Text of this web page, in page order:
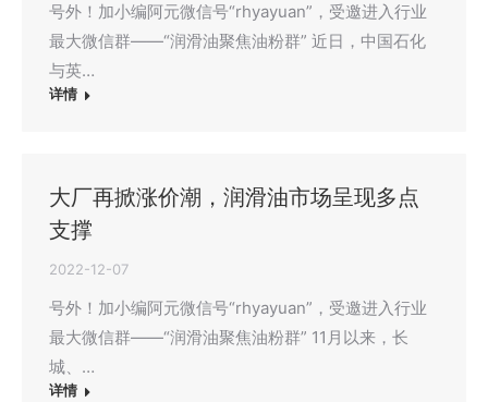
号外！加小编阿元微信号“rhyayuan”，受邀进入行业
最大微信群——“润滑油聚焦油粉群” 近日，中国石化
与英…
详情
大厂再掀涨价潮，润滑油市场呈现多点
支撑
2022-12-07
号外！加小编阿元微信号“rhyayuan”，受邀进入行业
最大微信群——“润滑油聚焦油粉群” 11月以来，长
城、…
详情